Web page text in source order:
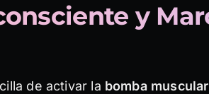
y
de activar la bomba